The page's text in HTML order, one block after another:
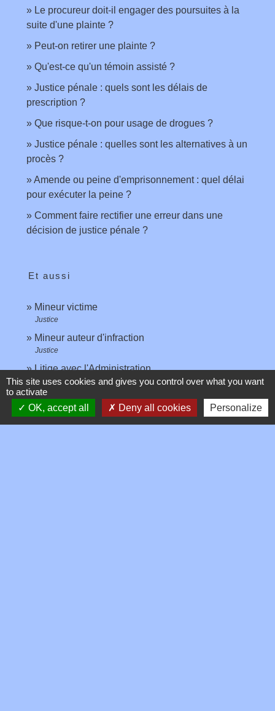
Le procureur doit-il engager des poursuites à la
suite d'une plainte ?
Peut-on retirer une plainte ?
Qu'est-ce qu'un témoin assisté ?
Justice pénale : quels sont les délais de
prescription ?
Que risque-t-on pour usage de drogues ?
Justice pénale : quelles sont les alternatives à un
procès ?
Amende ou peine d'emprisonnement : quel délai
pour exécuter la peine ?
Comment faire rectifier une erreur dans une
décision de justice pénale ?
Et aussi
Mineur victime
Justice
Mineur auteur d'infraction
Justice
Litige avec l'Administration
Papiers - Citoyenneté - Élections
Accès au droit et à la justice
Justice
This site uses cookies and gives you control over what you want
to activate
OK, accept all
Deny all cookies Personalize